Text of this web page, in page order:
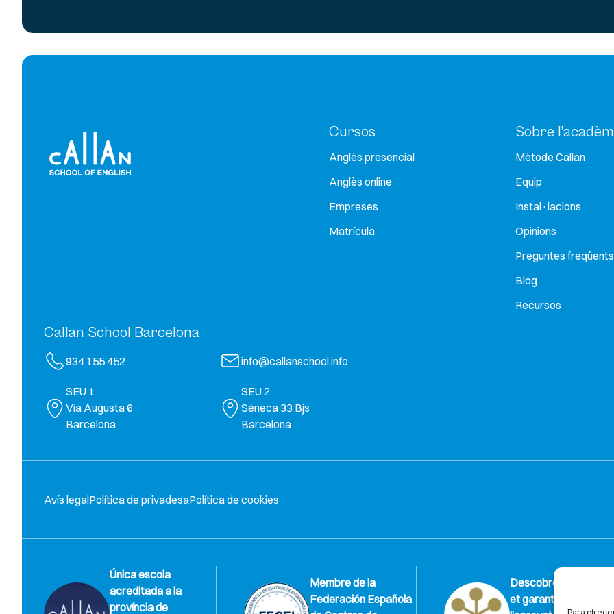
Cursos
Anglès presencial
Anglès online
Empreses
Matrícula
Sobre
Mètode Callan
Equip
Instal·lacions
Opinions
Preguntes freqüents
Blog
Recursos
Callan School Barcelona
934 155 452 info@callanschool.info
SEU 1
Vía Augusta 6
Barcelona
SEU 2
Séneca 33 Bjs
Barcelona
Avís legalPolítica de privadesaPolítica de cookies
Única escola
acreditada a la
província de
Membre de la
Federación Española
Descobreix per què
et garantim al 100%